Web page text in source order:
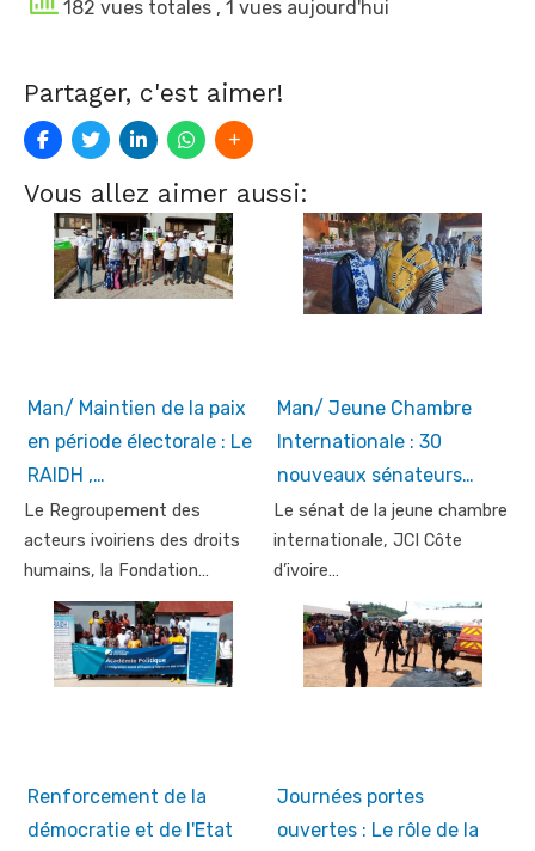
182 vues totales , 1 vues aujourd'hui
Partager, c'est aimer!
Vous allez aimer aussi:
Man/ Maintien de la paix
en période électorale : Le
RAIDH ,…
Le Regroupement des
acteurs ivoiriens des droits
humains, la Fondation…
Man/ Jeune Chambre
Internationale : 30
nouveaux sénateurs…
Le sénat de la jeune chambre
internationale, JCI Côte
d’ivoire…
Renforcement de la
démocratie et de l'Etat
Journées portes
ouvertes : Le rôle de la